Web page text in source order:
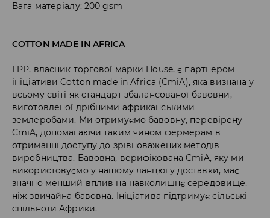
Вага матеріалу: 200 gsm
COTTON MADE IN AFRICA
LPP, власник торгової марки House, є партнером
ініціативи Cotton made in Africa (CmiA), яка визнана у
всьому світі як стандарт збалансованої бавовни,
виготовленої дрібними африканськими
землеробами. Ми отримуємо бавовну, перевірену
CmiA, допомагаючи таким чином фермерам в
отриманні доступу до зрівноважених методів
виробництва. Бавовна, верифікована CmiA, яку ми
використовуємо у нашому ланцюгу доставки, має
значно менший вплив на навколишнє середовище,
ніж звичайна бавовна. Ініціатива підтримує сільські
спільноти Африки.